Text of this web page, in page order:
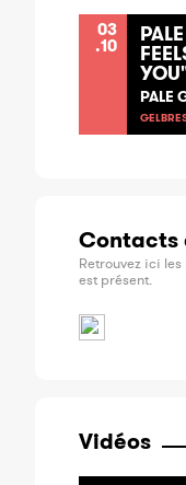
03
.10
PALE
Contacts
Retrouvez ici
est présent.
Vidéos